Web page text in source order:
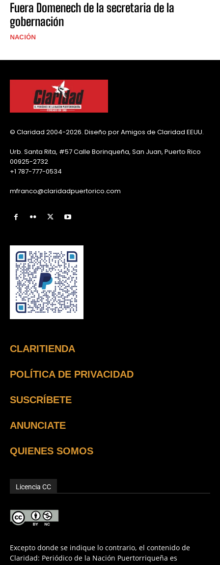
Fuera Domenech de la secretaria de la
gobernación
NACIÓN
© Claridad 2004-2026. Diseño por Amigos de Claridad EEUU.
Urb. Santa Rita, #57 Calle Borinqueña, San Juan, Puerto Rico
00925-2732
+1 787-777-0534
mfranco@claridadpuertorico.com
CLARITIENDA
POLÍTICA DE PRIVACIDAD
SUSCRÍBETE
ANUNCIATE
QUIENES SOMOS
Licencia CC
Excepto donde se indique lo contrario, el contenido de
Claridad: Periódico de la Nación Puertorriqueña es